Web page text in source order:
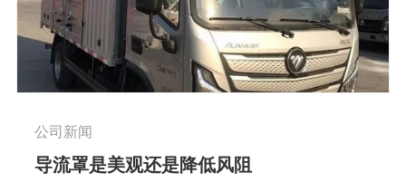
公司新闻
导流罩是美观还是降低风阻